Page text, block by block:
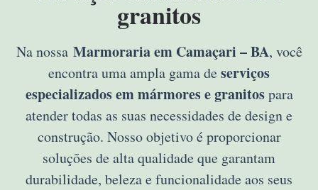
granitos
Na nossa Marmoraria em Camaçari – BA, você
encontra uma ampla gama de serviços
especializados em mármores e granitospara
atender todas as suas necessidades de design e
construção. Nosso objetivo é proporcionar
soluções de alta qualidade que garantam
durabilidade, beleza e funcionalidade aos seus